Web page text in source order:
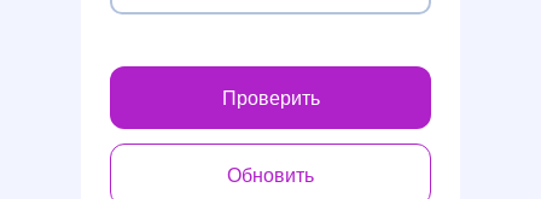
Проверить
Обновить